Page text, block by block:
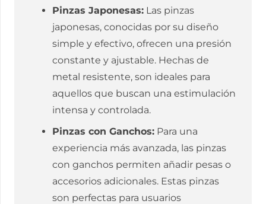
Pinzas Japonesas: Las pinzas
japonesas, conocidas por su diseño
simple y efectivo, ofrecen una presión
constante y ajustable. Hechas de
metal resistente, son ideales para
aquellos que buscan una estimulación
intensa y controlada.
Pinzas con Ganchos: Para una
experiencia más avanzada, las pinzas
con ganchos permiten añadir pesas o
accesorios adicionales. Estas pinzas
son perfectas para usuarios